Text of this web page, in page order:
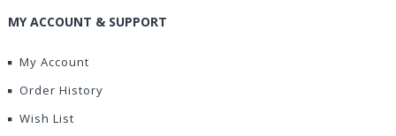
MY ACCOUNT & SUPPORT
My Account
Order History
Wish List